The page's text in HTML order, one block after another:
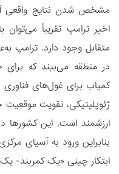
مشخص شدن نتایج واقعی
اخیر ترامپ تقریباً
متقابل وجود دارد. ترامپ
در منطقه می‌بیند که
کمیاب برای غول‌های فناوری
ژئوپلیتیکی، تقویت
ارزشمند است. این کشورها
بنابراین ورود به آسیای
ابتکار چینی «یک کمربند-